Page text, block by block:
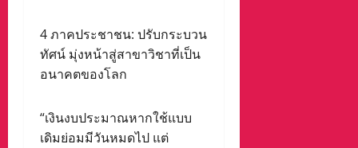
4 ภาคประชาชน: ปรับกระบวน
ทัศน์ มุ่งหน้าสู่สาขาวิชาที่เป็น
อนาคตของโลก
“เงินงบประมาณหากใช้แบบ
เดิมย่อมมีวันหมดไป แต่